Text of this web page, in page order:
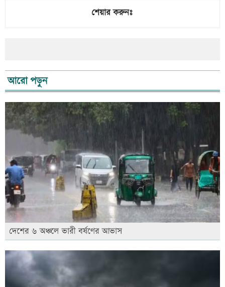
শেয়ার করুনঃ
আরো পড়ুন
দেশের ৬ অঞ্চলে ভারী বর্ষণের আভাস